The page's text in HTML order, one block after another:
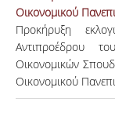
Οικονομικού
Προκήρυξη
Αντιπροέδρου
Οικονομικών
Οικονομικού